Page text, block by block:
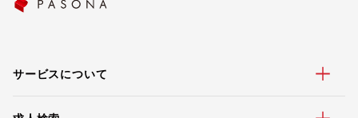
サービスについて